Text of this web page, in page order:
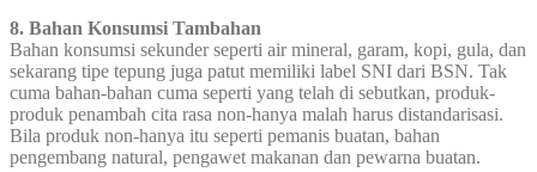
8. Bahan Konsumsi Tambahan
Bahan konsumsi sekunder seperti air mineral, garam, kopi, gula, dan
sekarang tipe tepung juga patut memiliki label SNI dari BSN. Tak
cuma bahan-bahan cuma seperti yang telah di sebutkan, produk-
produk penambah cita rasa non-hanya malah harus distandarisasi.
Bila produk non-hanya itu seperti pemanis buatan, bahan
pengembang natural, pengawet makanan dan pewarna buatan.